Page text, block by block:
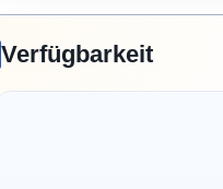
Verfügbarkeit